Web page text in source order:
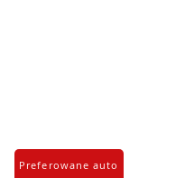
Preferowane auto